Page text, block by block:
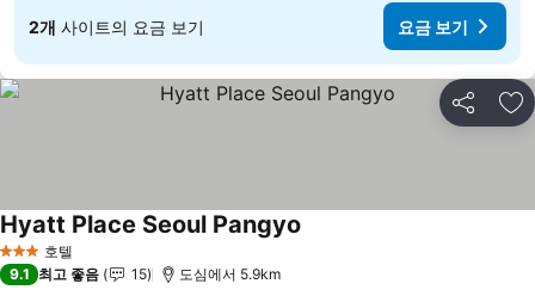
2개 사이트의 요금 보기 요금 보기
공유 즐
3 성급 호텔
Hyatt Place Seoul Pangyo
9.1 최고 좋음 15 도심에서 5.9km